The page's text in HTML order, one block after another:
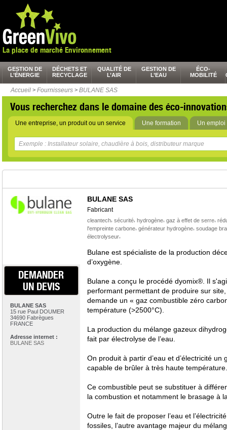
La place de marché Environnement
GESTION DE
L’ÉNERGIE
DÉCHETS ET
RECYCLAGE
QUALITÉ DE
L’AIR
GESTION DE
L’EAU
ÉCO-
MOBILITÉ
Accueil > Fournisseurs > BULANE SAS
Vous recherchez dans le domaine des éco-
Une entreprise, un produit ou un service Une formation Un emploi
DEMANDER
UN DEVIS
BULANE SAS
15 rue Paul DOUMER
34690 Fabrègues
FRANCE
Adresse internet :
BULANE SAS
BULANE SAS
Fabricant
cleantech, sécurité, hydrogène, gaz à effet de serre,
l'empreinte carbone, générateur hydrogène, soudage
électrolyseur,
Bulane est spécialiste de la production
d’oxygène.
Bulane a conçu le procédé dyomix®. Il
performant permettant de produire sur
demande un « gaz combustible zéro
température (>2500°C).
La production du mélange gazeux
fait par électrolyse de l’eau.
On produit à partir d’eau et d’électricité un
capable de brûler à très haute température.
Ce combustible peut se substituer à
la combustion et notamment le brasage à
Outre le fait de proposer l’eau et
fossiles, l’autre avantage majeur du